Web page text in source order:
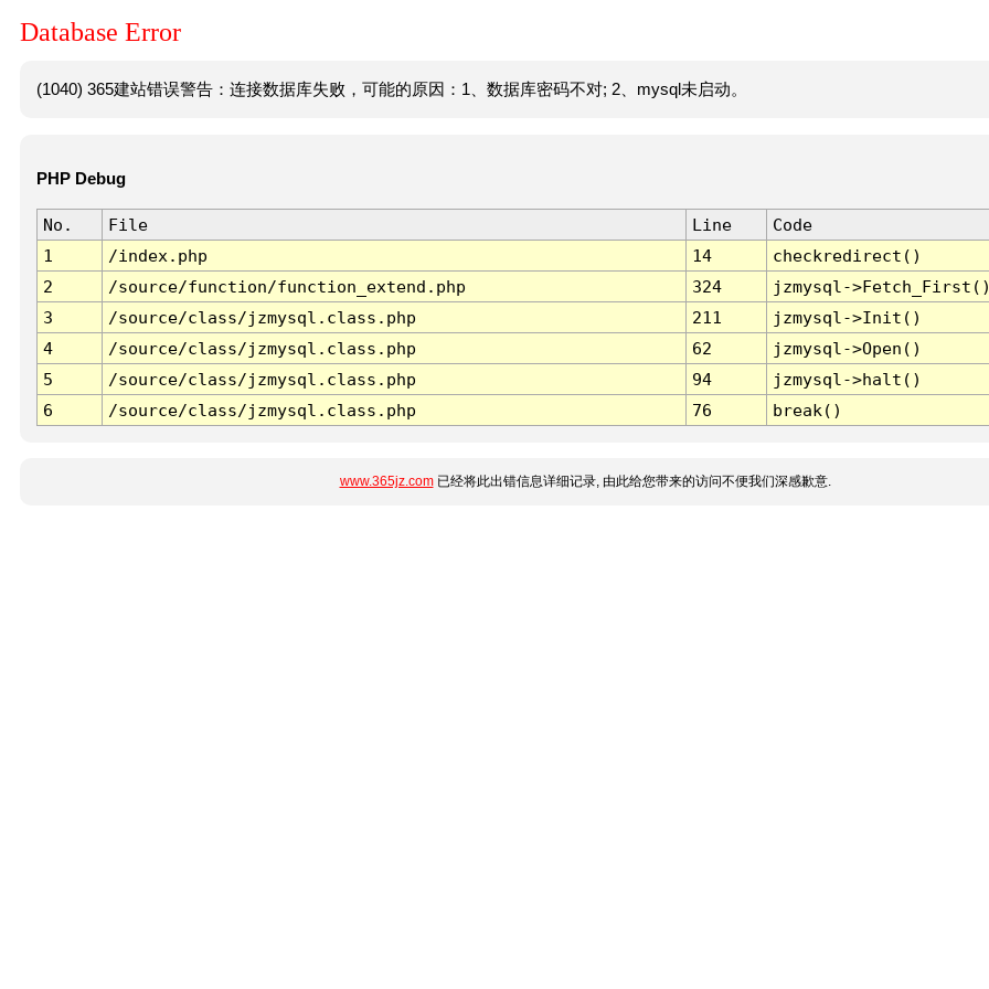
Database Error
(1040) 365建站错误警告：连接数据库失败，可能的原因：1、数据库密码不对; 2、mysql未启动。
PHP Debug
No. File Line
Code
1
/index.php 14
checkredirect()
2
/source/function/function_extend.php 324
jzmysql-
3
/source/class/jzmysql.class.php 211
jzmysql->Init()
4
/source/class/jzmysql.class.php 62
jzmysql->Open()
5
/source/class/jzmysql.class.php 94
jzmysql->halt()
6
/source/class/jzmysql.class.php 76 break()
www.365jz.com已经将此出错信息详细记录, 由此给您带来的访问不便我们深感歉意.